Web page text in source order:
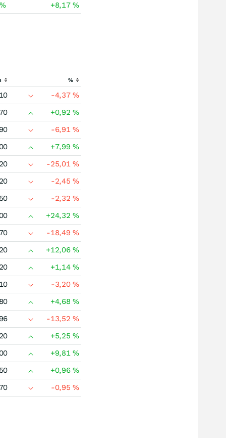
% +8,17%
%
-4,37%
+0,92%
-6,91%
+7,99%
-25,01%
-2,45%
-2,32%
+24,32%
-18,49%
+12,06%
+1,14%
-3,20%
+4,68%
-13,52%
+5,25%
+9,81%
+0,96%
-0,95%